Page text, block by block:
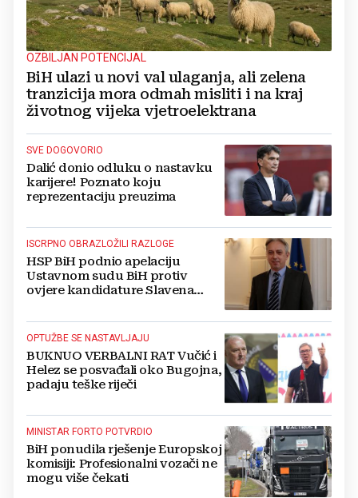
OZBILJAN POTENCIJAL
BiH ulazi u novi val ulaganja, ali zelena
tranzicija mora odmah misliti i na kraj
životnog vijeka vjetroelektrana
SVE DOGOVORIO
Dalić donio odluku o nastavku
karijere! Poznato koju
reprezentaciju preuzima
ISCRPNO OBRAZLOŽILI RAZLOGE
HSP BiH podnio apelaciju
Ustavnom sudu BiH protiv
ovjere kandidature Slavena
OPTUŽBE SE NASTAVLJAJU
BUKNUO VERBALNI RAT Vučić i
Helez se posvađali oko Bugojna,
padaju teške riječi
MINISTAR FORTO POTVRDIO
BiH ponudila rješenje Europskoj
komisiji: Profesionalni vozači ne
mogu više čekati